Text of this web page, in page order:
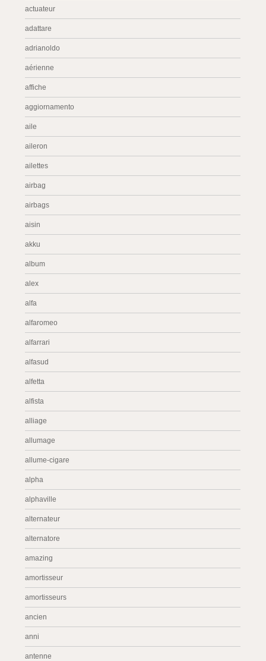
actuateur
adattare
adrianoldo
aérienne
affiche
aggiornamento
aile
aileron
ailettes
airbag
airbags
aisin
akku
album
alex
alfa
alfaromeo
alfarrari
alfasud
alfetta
alfista
alliage
allumage
allume-cigare
alpha
alphaville
alternateur
alternatore
amazing
amortisseur
amortisseurs
ancien
anni
antenne